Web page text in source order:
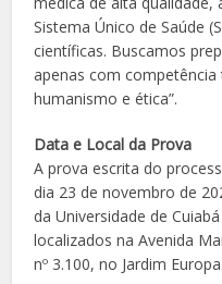
Sistema Único de Saúde
científicas. Buscamos
apenas com
humanismo e ética”.
Data e Local da Prova
A prova escrita do
dia 23 de novembro de
da Universidade de
localizados na Avenida
nº 3.100, no Jardim Europa.